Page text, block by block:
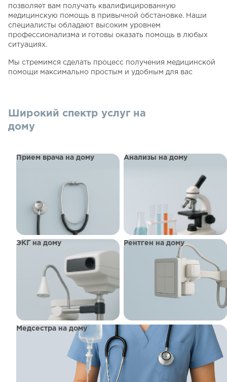
позволяет вам получать квалифицированную
медицинскую помощь в привычной обстановке. Наши
специалисты обладают высоким уровнем
профессионализма и готовы оказать помощь в любых
ситуациях.
Мы стремимся сделать процесс получения медицинской
помощи максимально простым и удобным для вас
Широкий спектр услуг на
дому
Прием врача на дому Анализы на дому
ЭКГ на дому Рентген на дому
Медсестра на дому